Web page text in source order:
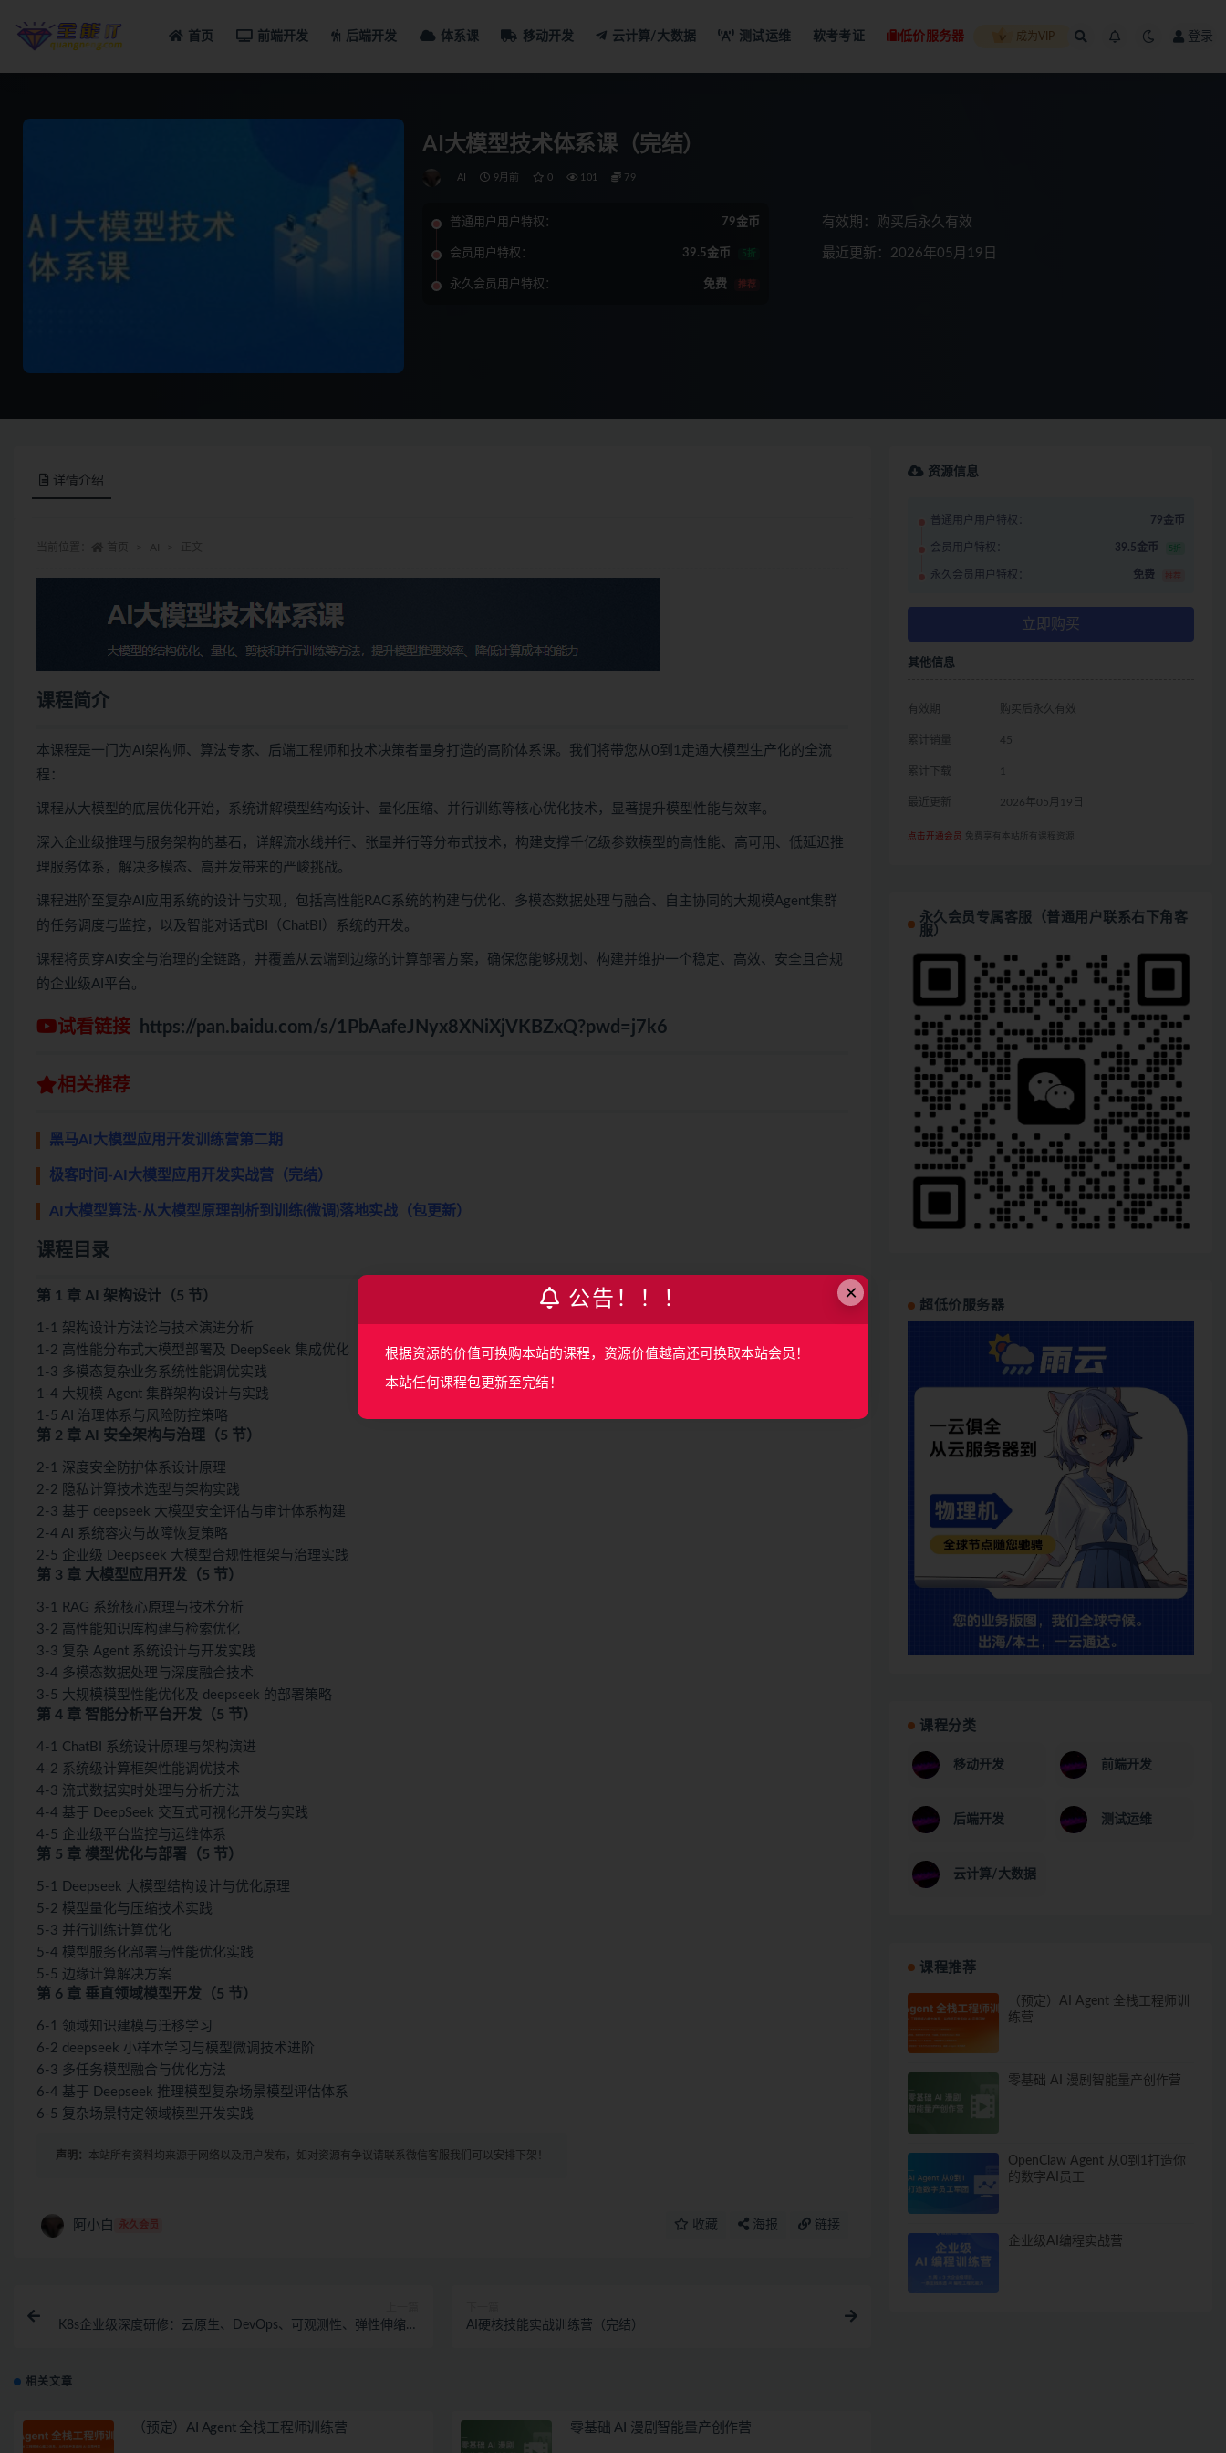
首页 前端开发 后端开发 体系课 移动开发 云计算/大数据 测试运维 软考考证 低价服务器 成为VIP 登录
AI大模型技术体系课（完结）
AI 9月前 0 101 79
普通用户用户特权： 79金币
会员用户特权： 39.5金币 5折
永久会员用户特权： 免费 推荐
有效期：购买后永久有效
最近更新：2026年05月19日
详情介绍
课程简介
本课程是一门为AI架构师、算法专家、后端工程师和技术决策者量身打造的高阶体系课。我们将带您从0到1走通大模型生产化的全流
程：
课程从大模型的底层优化开始，系统讲解模型结构设计、量化压缩、并行训练等核心优化技术，显著提升模型性能与效率。
深入企业级推理与服务架构的基石，详解流水线并行、张量并行等分布式技术，构建支撑千亿级参数模型的高性能、高可用、低延迟推
理服务体系，解决多模态、高并发带来的严峻挑战。
课程进阶至复杂AI应用系统的设计与实现，包括高性能RAG系统的构建与优化、多模态数据处理与融合、自主协同的大规模Agent集群
的任务调度与监控，以及智能对话式BI（ChatBI）系统的开发。
课程将贯穿AI安全与治理的全链路，并覆盖从云端到边缘的计算部署方案，确保您能够规划、构建并维护一个稳定、高效、安全且合规
的企业级AI平台。
试看链接 https://pan.baidu.com/s/1PbAafeJNyx8XNiXjVKBZxQ?pwd=j7k6
相关推荐
黑马AI大模型应用开发训练营第二期
极客时间-AI大模型应用开发实战营（完结）
AI大模型算法-从大模型原理剖析到训练(微调)落地实战（包更新）
课程目录
第 1 章 AI 架构设计（5 节）
1-1 架构设计方法论与技术演进分析
1-2 高性能分布式大模型部署及 DeepSeek 集成优化
1-3 多模态复杂业务系统性能调优实践
1-4 大规模 Agent 集群架构设计与实践
1-5 AI 治理体系与风险防控策略
第 2 章 AI 安全架构与治理（5 节）
2-1 深度安全防护体系设计原理
2-2 隐私计算技术选型与架构实践
2-3 基于 deepseek 大模型安全评估与审计体系构建
2-4 AI 系统容灾与故障恢复策略
2-5 企业级 Deepseek 大模型合规性框架与治理实践
第 3 章 大模型应用开发（5 节）
3-1 RAG 系统核心原理与技术分析
3-2 高性能知识库构建与检索优化
3-3 复杂 Agent 系统设计与开发实践
3-4 多模态数据处理与深度融合技术
3-5 大规模模型性能优化及 deepseek 的部署策略
第 4 章 智能分析平台开发（5 节）
4-1 ChatBI 系统设计原理与架构演进
4-2 系统级计算框架性能调优技术
4-3 流式数据实时处理与分析方法
4-4 基于 DeepSeek 交互式可视化开发与实践
4-5 企业级平台监控与运维体系
第 5 章 模型优化与部署（5 节）
5-1 Deepseek 大模型结构设计与优化原理
5-2 模型量化与压缩技术实践
5-3 并行训练计算优化
5-4 模型服务化部署与性能优化实践
5-5 边缘计算解决方案
第 6 章 垂直领域模型开发（5 节）
6-1 领域知识建模与迁移学习
6-2 deepseek 小样本学习与模型微调技术进阶
6-3 多任务模型融合与优化方法
6-4 基于 Deepseek 推理模型复杂场景模型评估体系
6-5 复杂场景特定领域模型开发实践
声明： 本站所有资料均来源于网络以及用户发布，如对资源有争议请联系微信客服我们可以安排下架！
阿小白 永久会员 收藏 海报 链接
K8s企业级深度研修：云原生、DevOps、可观测性、弹性伸缩、
AI硬核技能实战训练营（完结）
相关文章
（预定）AI Agent 全栈工程师训练营 零基础 AI 漫剧智能量产创作营
资源信息
普通用户用户特权： 79金币
会员用户特权： 39.5金币 5折
永久会员用户特权： 免费 推荐
立即购买
其他信息
有效期 购买后永久有效
累计销量 45
累计下载 1
最近更新 2026年05月19日
点击开通会员 免费享有本站所有课程资源
永久会员专属客服（普通用户联系右下角客
服）
超低价服务器
课程分类
移动开发 前端开发
后端开发 测试运维
云计算/大数据
课程推荐
（预定）AI Agent 全栈工程师训
练营
零基础 AI 漫剧智能量产创作营
OpenClaw Agent 从0到1打造你
的数字AI员工
企业级AI编程实战营
×
公告！！！
根据资源的价值可换购本站的课程，资源价值越高还可换取本站会员！
本站任何课程包更新至完结！